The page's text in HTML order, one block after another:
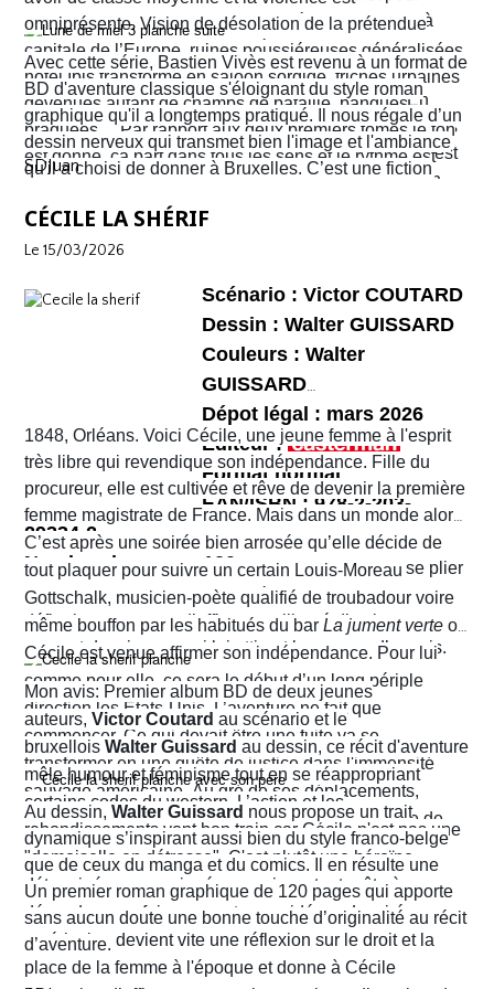
cause de travaux. Finalement, ils décident d’y aller à
pied. Sur leur route, Quentin découvre la librairie
d’occasion Pêle-mêle. Il propose à Sophie d’y jeter un
coup d’œil mais les ennuis vont vite commencer. En
réalité c’est la ville entière qui semble être tombée dans
une violence sans nom. C'est véritablement le Far West
avec son lot d’insécurité et d’anarchie. Il y a même un
shérif !
omniprésente. Vision de désolation de la prétendue
capitale de l’Europe, ruines poussiéreuses généralisées,
hôtel Ibis transformé en saloon sordide, friches urbaines
devenues autant de champs de bataille, banques
braquées… Par rapport aux deux premiers tomes le ton
est donné, ça part dans tous les sens et le rythme est
plus que soutenu de bout en bout. Sophie et Quentin
vont devoir faire face à une situation totalement confuse
vont rapidement se découvrir as de la gâchette, surtout
Sophie. Un album, on peut le dire, surréaliste.
Avec cette série, Bastien Vivès est revenu à un format de
BD d'aventure classique s'éloignant du style roman
graphique qu'il a longtemps pratiqué. Il nous régale d’un
dessin nerveux qui transmet bien l'image et l'ambiance
qu'il a choisi de donner à Bruxelles. C’est une fiction
Bruxelles de 2026 telle que perçue par nombre de ses
habitants !
SDJuan
CÉCILE LA SHÉRIF
Le 15/03/2026
Scénario : Victor COUTARD
Dessin : Walter GUISSARD
Couleurs : Walter
GUISSARD
Dépot légal : mars 2026
Editeur :
Format normal
EAN/ISBN : 978-2-203-
29334-2
Nombre de pages :120
1848, Orléans. Voici Cécile, une jeune femme à l'esprit
très libre qui revendique son indépendance. Fille du
procureur, elle est cultivée et rêve de devenir la première
femme magistrate de France. Mais dans un monde alors
très machiste, elle est confrontée à une institution
judiciaire exclusivement masculine. Refusant de se plier
aux conventions sociales de l'époque, elle ne cesse de
défier les normes et d’affirmer sa liberté d’action en
prenant des risques qui lui attirent beaucoup d’ennuis.
C’est après une soirée bien arrosée qu’elle décide de
tout plaquer pour suivre un certain Louis-Moreau
Gottschalk, musicien-poète qualifié de troubadour voire
même bouffon par les habitués du bar La jument verte où
Cécile est venue affirmer son indépendance. Pour lui
comme pour elle, ce sera le début d’un long périple
direction les États-Unis. L’aventure ne fait que
commencer. Ce qui devait être une fuite va se
transformer en une quête de justice dans l'immensité
sauvage américaine. Au gré de ses déplacements,
Cécile finira contre toute attente par troquer la robe de
juriste contre l'étoile de shérif…
Mon avis: Premier album BD de deux jeunes
auteurs, Victor Coutard au scénario et le
bruxellois Walter Guissard au dessin, ce récit d'aventure
mêle humour et féminisme tout en se réappropriant
certains codes du western. L’action et les
rebondissements vont bon train car Cécile n'est pas une
"demoiselle en détresse". C'est plutôt une héroïne
déterminée, un peu ingénue mais surtout prête à en
découdre pour faire respecter ses idéaux. La virée
américaine devient vite une réflexion sur le droit et la
place de la femme à l'époque et donne à Cécile
Au dessin, Walter Guissard nous propose un trait
dynamique s’inspirant aussi bien du style franco-belge
que de ceux du manga et du comics. Il en résulte une
narration visuelle hyper dynamique privilégiant le
mouvement et l'énergie, c'est le moins que l'on puisse
dire.
Un premier roman graphique de 120 pages qui apporte
sans aucun doute une bonne touche d’originalité au récit
d’aventure.